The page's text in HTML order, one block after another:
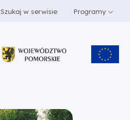
Szukaj w serwisie Programy